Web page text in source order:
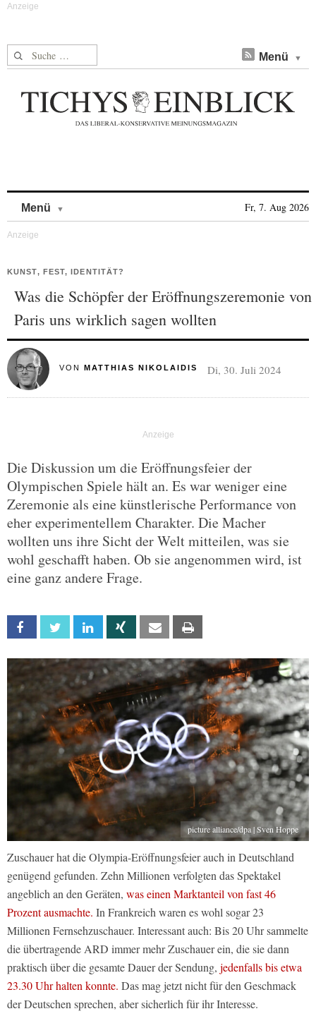
Suche nach: Menü
Menü Fr, 7. Aug 2026
KUNST, FEST, IDENTITÄT?
Was die Schöpfer der Eröffnungszeremonie von
Paris uns wirklich sagen wollten
VON MATTHIAS NIKOLAIDIS Di, 30. Juli 2024
Die Diskussion um die Eröffnungsfeier der
Olympischen Spiele hält an. Es war weniger eine
Zeremonie als eine künstlerische Performance von
eher experimentellem Charakter. Die Macher
wollten uns ihre Sicht der Welt mitteilen, was sie
wohl geschafft haben. Ob sie angenommen wird, ist
eine ganz andere Frage.
Facebook Twitter Linkedin Xing Email
picture alliance/dpa | Sven Hoppe
Zuschauer hat die Olympia-Eröffnungsfeier auch in Deutschland
genügend gefunden. Zehn Millionen verfolgten das Spektakel
angeblich an den Geräten, was einen Marktanteil von fast 46
Prozent ausmachte. In Frankreich waren es wohl sogar 23
Millionen Fernsehzuschauer. Interessant auch: Bis 20 Uhr sammelte
die übertragende ARD immer mehr Zuschauer ein, die sie dann
praktisch über die gesamte Dauer der Sendung, jedenfalls bis etwa
23.30 Uhr halten konnte. Das mag jetzt nicht für den Geschmack
der Deutschen sprechen, aber sicherlich für ihr Interesse.